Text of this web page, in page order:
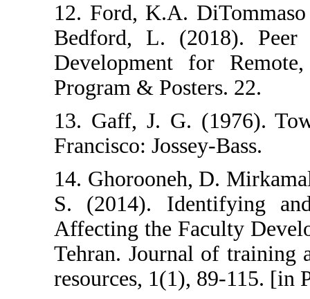
12. Ford, K.A.
Bedford, L.
Development for
Program & Posters.
13. Gaff, J. G.
Francisco: Jossey-
14. Ghorooneh, D.
S. (2014).
Affecting the
Tehran. Journal of
resources, 1(1),